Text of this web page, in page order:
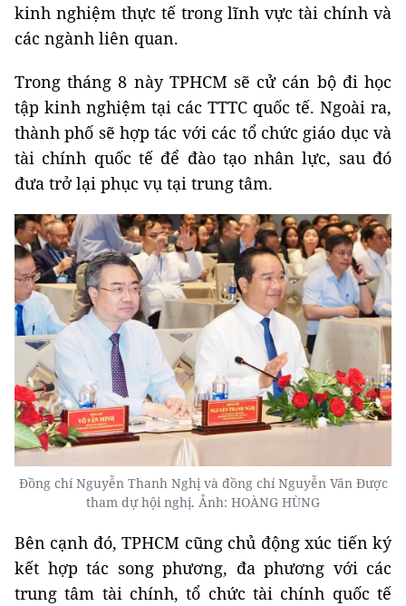
kinh nghiệm thực tế trong lĩnh vực tài chính và
các ngành liên quan.
Trong tháng 8 này TPHCM sẽ cử cán bộ đi học
tập kinh nghiệm tại các TTTC quốc tế. Ngoài ra,
thành phố sẽ hợp tác với các tổ chức giáo dục và
tài chính quốc tế để đào tạo nhân lực, sau đó
đưa trở lại phục vụ tại trung tâm.
Đồng chí Nguyễn Thanh Nghị và đồng chí Nguyễn Văn Được
tham dự hội nghị. Ảnh: HOÀNG HÙNG
Bên cạnh đó, TPHCM cũng chủ động xúc tiến ký
kết hợp tác song phương, đa phương với các
trung tâm tài chính, tổ chức tài chính quốc tế